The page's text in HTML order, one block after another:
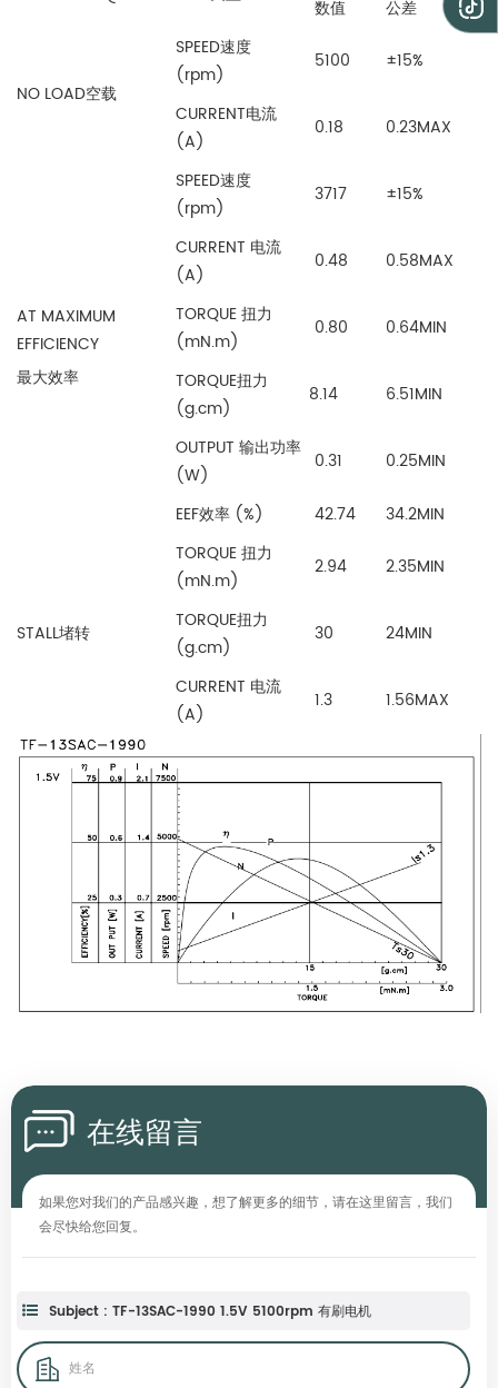
数值 公差
NO LOAD空载
SPEED速度
(rpm)
5100 ±15%
CURRENT电流
(A)
0.18 0.23MAX
AT MAXIMUM
EFFICIENCY
最大效率
SPEED速度
(rpm)
3717 ±15%
CURRENT 电流
(A)
0.48 0.58MAX
TORQUE 扭力
(mN.m)
0.80 0.64MIN
TORQUE扭力
(g.cm)
8.14 6.51MIN
OUTPUT 输出功率
(W)
0.31 0.25MIN
EEF效率 (%) 42.74 34.2MIN
STALL堵转
TORQUE 扭力
(mN.m)
2.94 2.35MIN
TORQUE扭力
(g.cm)
30 24MIN
CURRENT 电流
(A)
1.3 1.56MAX
在线留言
如果您对我们的产品感兴趣，想了解更多的细节，请在这里留言，我们
会尽快给您回复。
Subject : TF-13SAC-1990 1.5V 5100rpm 有刷电机